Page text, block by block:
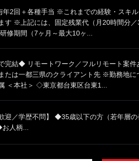
年2回＋各種手当 ※これまでの経験・スキ
す ※上記には、固定残業代（月20時間分／
修期間（7ヶ月～最大10ヶ...
完結◆ リモートワーク／フルリモート案件
たは一都三県のクライアント先 ※勤務地に
＜本社＞ ◇東京都台東区台東1...
迎／学歴不問】 ◆35歳以下の方（若年層の
人柄...